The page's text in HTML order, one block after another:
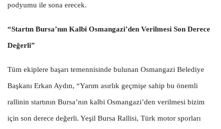
podyumu ile sona erecek.
“Startın Bursa’nın Kalbi Osmangazi’den Verilmesi Son Derece
Değerli”
Tüm ekiplere başarı temennisinde bulunan Osmangazi Belediye
Başkanı Erkan Aydın, “Yarım asırlık geçmişe sahip bu önemli
rallinin startının Bursa’nın kalbi Osmangazi’den verilmesi bizim
için son derece değerli. Yeşil Bursa Rallisi, Türk motor sporları